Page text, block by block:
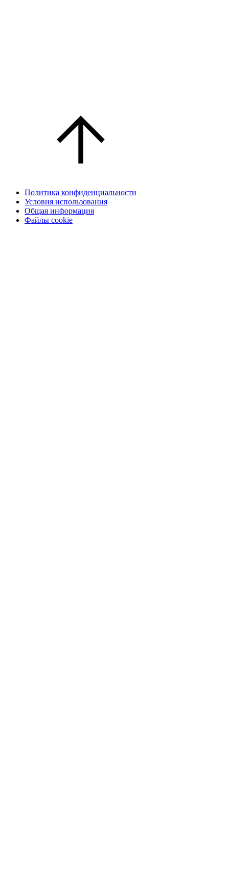
Политика конфиденциальности
Условия использования
Общая информация
Файлы cookie